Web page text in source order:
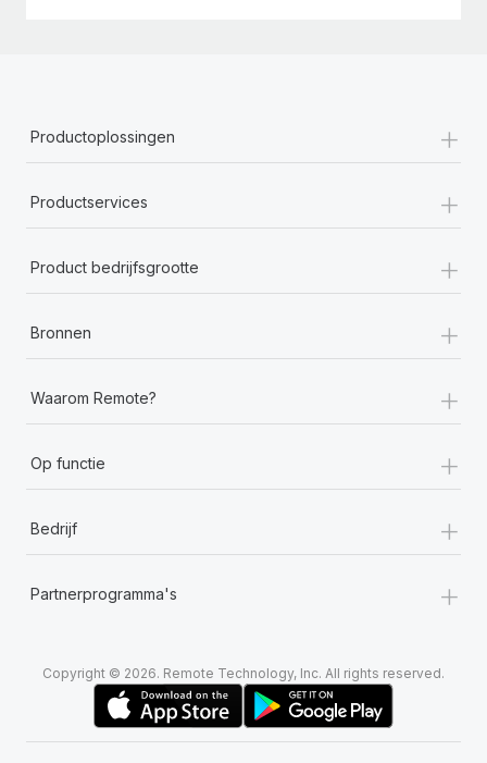
Productoplossingen +
Productservices +
Product bedrijfsgrootte +
Bronnen +
Waarom Remote? +
Op functie +
Bedrijf +
Partnerprogramma's +
Copyright © 2026. Remote Technology, Inc. All rights reserved.